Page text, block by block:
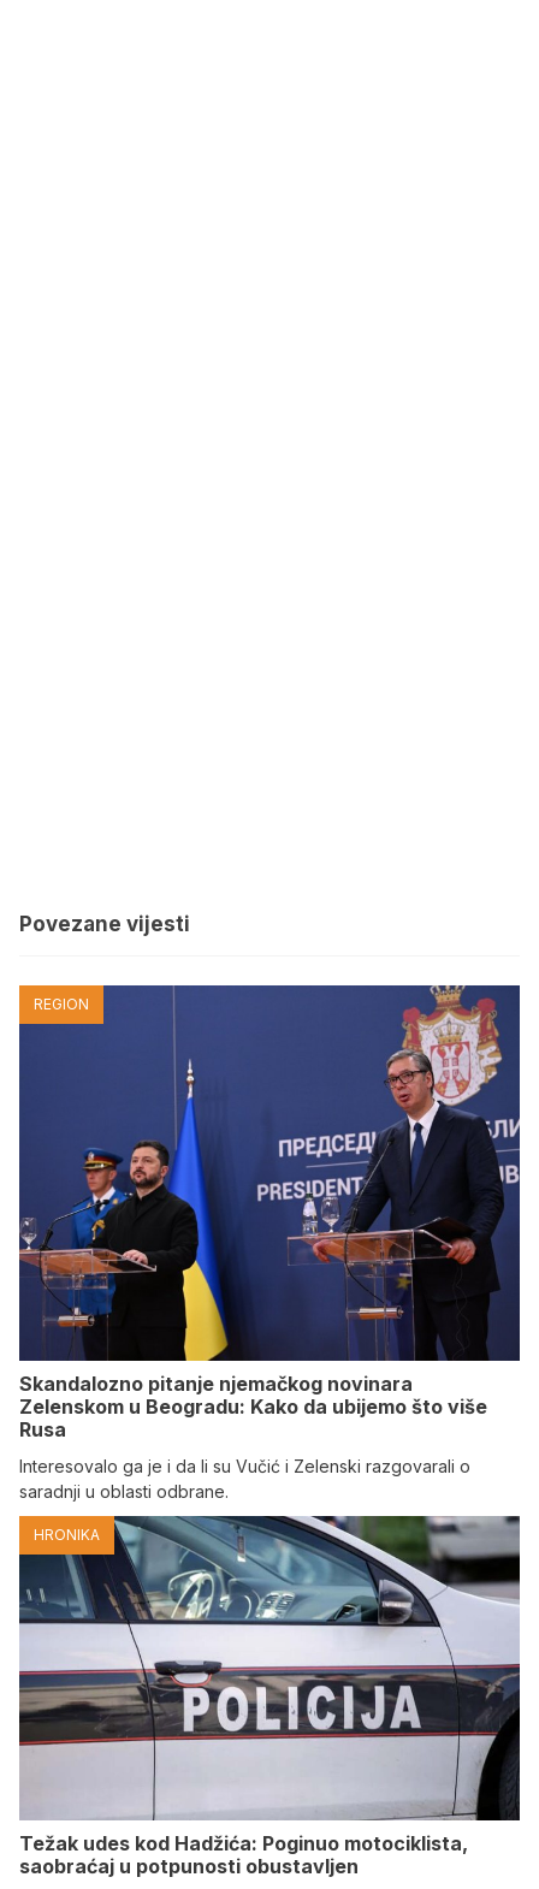
Povezane vijesti
REGION
Skandalozno pitanje njemačkog novinara
Zelenskom u Beogradu: Kako da ubijemo što više
Rusa
Interesovalo ga je i da li su Vučić i Zelenski razgovarali o
saradnji u oblasti odbrane.
HRONIKA
Težak udes kod Hadžića: Poginuo motociklista,
saobraćaj u potpunosti obustavljen